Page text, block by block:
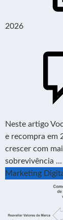
2026
Neste artigo
e recompra em
crescer com
sobrevivência ...
Marketing